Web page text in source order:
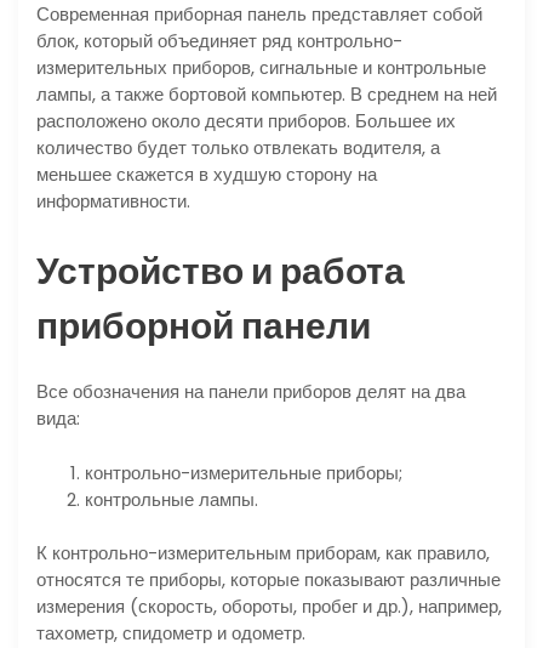
Современная приборная панель представляет собой
блок, который объединяет ряд контрольно-
измерительных приборов, сигнальные и контрольные
лампы, а также бортовой компьютер. В среднем на ней
расположено около десяти приборов. Большее их
количество будет только отвлекать водителя, а
меньшее скажется в худшую сторону на
информативности.
Устройство и работа
приборной панели
Все обозначения на панели приборов делят на два
вида:
контрольно-измерительные приборы;
контрольные лампы.
К контрольно-измерительным приборам, как правило,
относятся те приборы, которые показывают различные
измерения (скорость, обороты, пробег и др.), например,
тахометр, спидометр и одометр.